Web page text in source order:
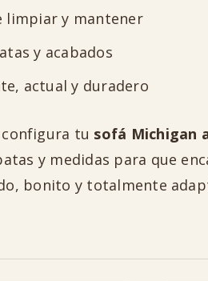
limpiar y mantener
y acabados
actual y duradero
tu sofá Michigan
y medidas para que
bonito y totalmente